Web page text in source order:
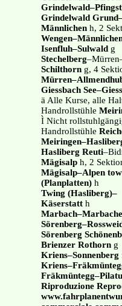
Grindelwald
Männlichen h, 2
Isenfluh–Sulwald g
Stechelberg
Schilthorn g, 4
Giessbach
ä Alle Kurse, alle
Handrollstühle
Ì Nicht
Handrollstühle
Hasliberg Reuti
Mägisalp h, 2
Mägisalp–Alpen
(Planplatten) h
Twing (Hasliberg)–
Käserstatth
Sörenberg
Brienzer Rothorn g
Kriens–Sonnenberg
Riproduzione